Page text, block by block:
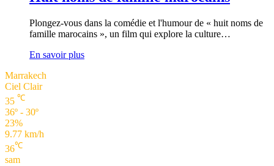
Plongez-vous dans la comédie et l'humour de « huit noms de
famille marocains », un film qui explore la culture…
En savoir plus
Marrakech
Ciel Clair
35 ℃
36º - 30º
23%
9.77 km/h
36℃
sam